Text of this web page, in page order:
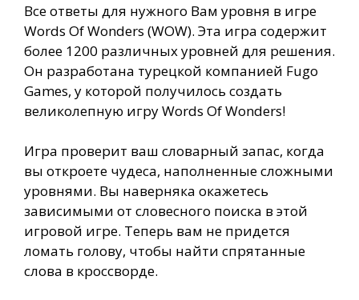
Все ответы для нужного Вам уровня в игре
Words Of Wonders (WOW). Эта игра содержит
более 1200 различных уровней для решения.
Он разработана турецкой компанией Fugo
Games, у которой получилось создать
великолепную игру Words Of Wonders!
Игра проверит ваш словарный запас, когда
вы откроете чудеса, наполненные сложными
уровнями. Вы наверняка окажетесь
зависимыми от словесного поиска в этой
игровой игре. Теперь вам не придется
ломать голову, чтобы найти спрятанные
слова в кроссворде.